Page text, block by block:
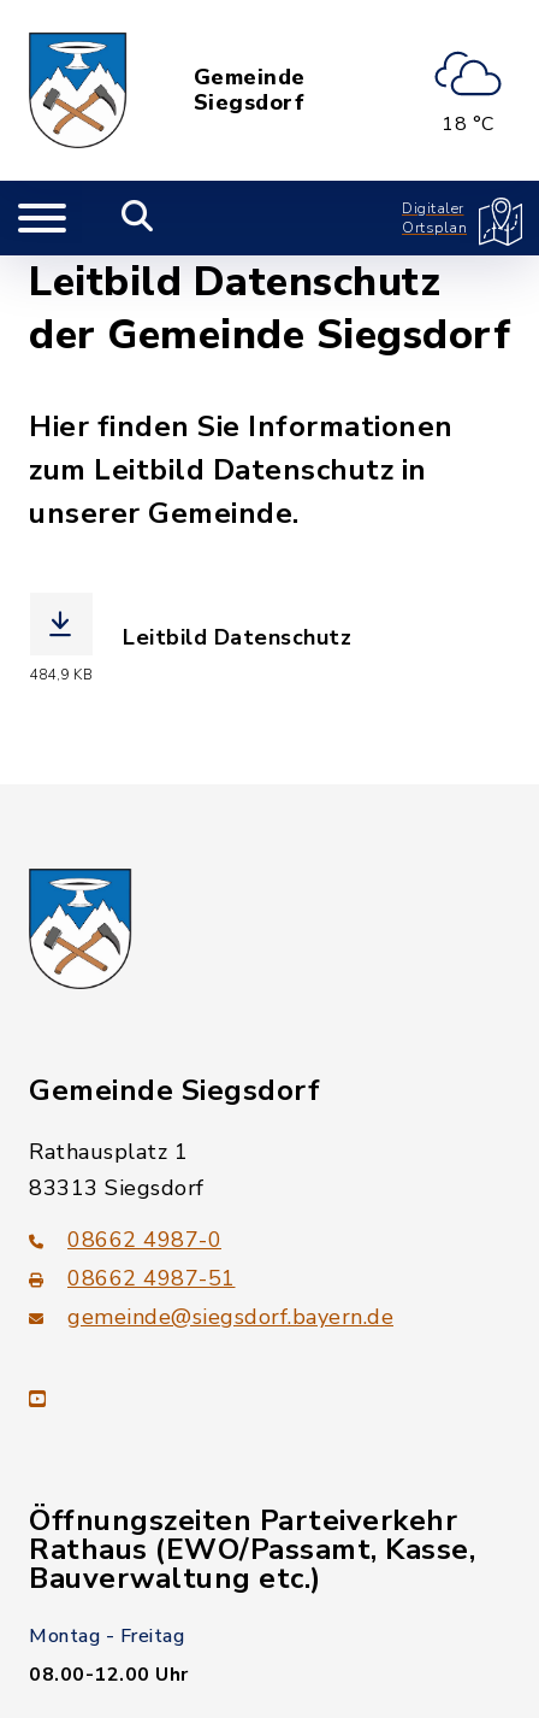
Gemeinde
Siegsdorf
18 °C
Digitaler
Ortsplan
Leitbild Datenschutz
der Gemeinde Siegsdorf
Hier finden Sie Informationen
zum Leitbild Datenschutz in
unserer Gemeinde.
484,9 KB
Leitbild Datenschutz
Gemeinde Siegsdorf
Rathausplatz 1
83313 Siegsdorf
08662 4987-0
08662 4987-51
gemeinde@siegsdorf.bayern.de
youtube
Öffnungszeiten Parteiverkehr
Rathaus (EWO/Passamt, Kasse,
Bauverwaltung etc.)
Montag - Freitag
08.00-12.00 Uhr